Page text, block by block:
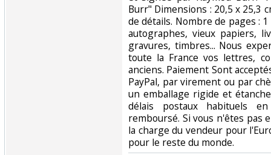
Burr" Dimensions : 20,5 x 25,3
de détails. Nombre de pages :
autographes, vieux papiers,
gravures, timbres... Nous
toute la France vos lettres,
anciens. Paiement Sont
PayPal, par virement ou par
un emballage rigide et
délais postaux habituels
remboursé. Si vous n'êtes
la charge du vendeur pour
pour le reste du monde.‎